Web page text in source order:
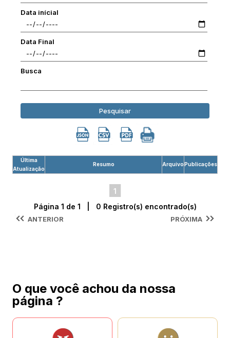
Data inícial
Data Final
Busca
Pesquisar
Última
Atualização
Resumo ArquivoPublicações
1
ANTERIOR
Página 1 de 1 | 0 Registro(s) encontrado(s)
PRÓXIMA
O que você achou da nossa
página ?